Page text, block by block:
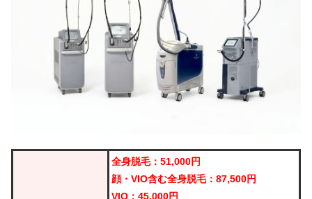
全身脱毛：51,000円
顔・VIO含む全身脱毛：87,500円
VIO：45,000円